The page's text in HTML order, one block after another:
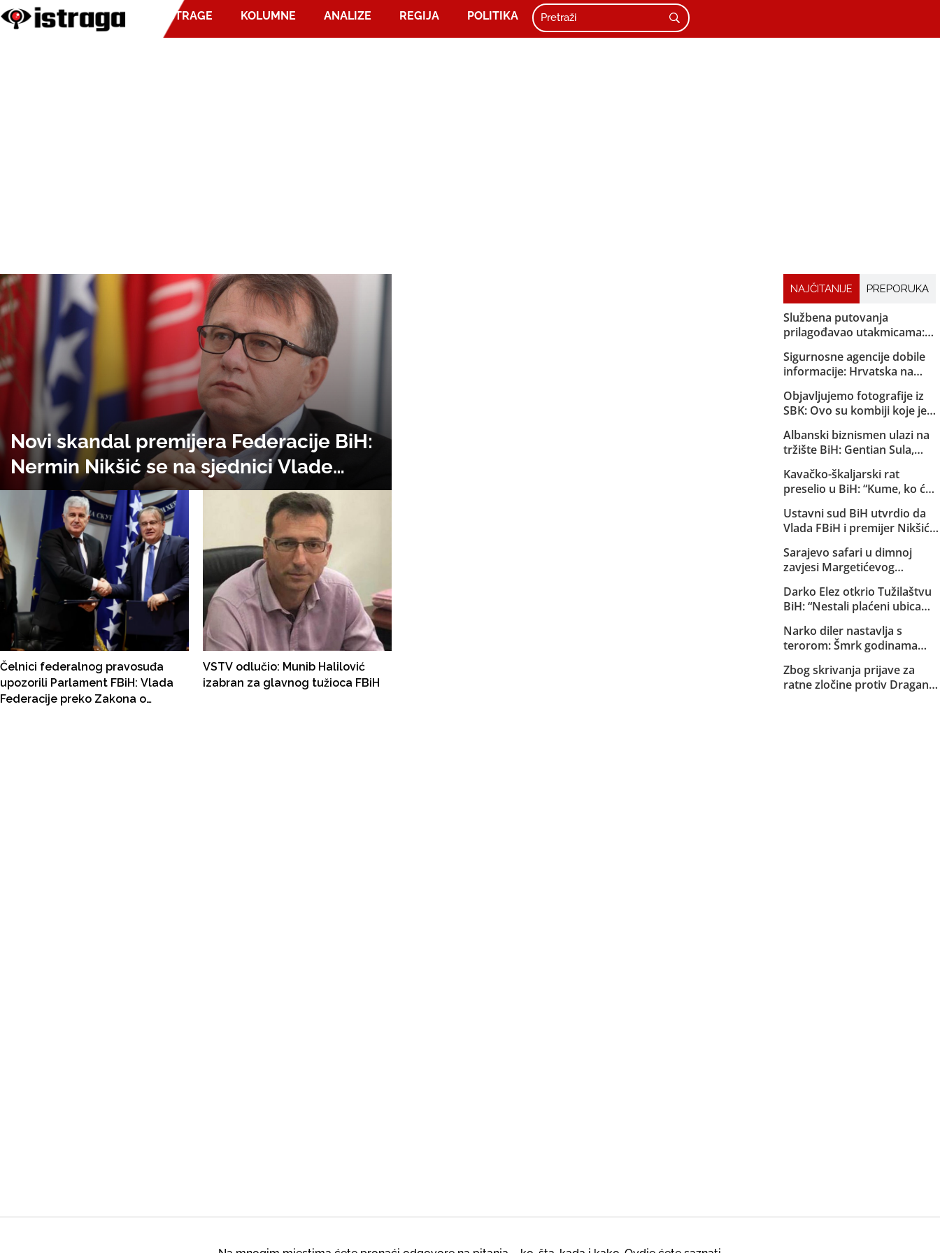
ISTRAGE KOLUMNE ANALIZE REGIJA POLITIKA
Novi skandal premijera Federacije BiH:
Nermin Nikšić se na sjednici Vlade
FBiH pohvalio da je s tužiocem
Munibom Halilovićem dogovorio da
POSKOK zabrani sjednicu Parlamenta o
aferi "spengavanje". Plan su, rekao je,
pokvarili mediji!
Čelnici federalnog pravosuđa
upozorili Parlament FBiH: Vlada
Federacije preko Zakona o
VSTV odlučio: Munib Halilović
izabran za glavnog tužioca FBiH
NAJČITANIJE PREPORUKA
Službena putovanja
prilagođavao utakmicama:
državnom trošku pratio
reprezentaciju BiH
Sigurnosne agencije dobile
informacije: Hrvatska na
centar kako bi u BiH mogla
ilegalno prebacivati migrante
Objavljujemo fotografije iz
SBK: Ovo su kombiji koje je
Republike Srpske za akciju u
Bugojnu!
Albanski biznismen ulazi na
tržište BiH: Gentian Sula,
u dvije države, dobio licencu
DERK-a za trgovinu strujom
Kavačko-škaljarski rat
preselio u BiH: “Kume, ko će
Ustavni sud BiH utvrdio da
Vlada FBiH i premijer Nikšić
odluka: Sud obavijestio
državno Tužilaštvo
Sarajevo safari u dimnoj
zavjesi Margetićevog
medijski spektakl i nula
konkretnih dokaza
Darko Elez otkrio Tužilaštvu
BiH: “Nestali plaćeni ubica
zakopan kod bob staze na
Trebeviću”
Narko diler nastavlja s
terorom: Šmrk godinama
Sarajlije i snima svoje
brutalne akcije!
Zbog skrivanja prijave za
ratne zločine protiv Dragana